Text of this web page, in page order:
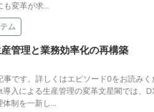
変革が求...
ム
管理と業務効率化の再構築
です。詳しくはエピソード0をお読み
入による生産管理の変革文星閣では、
制を一新し...